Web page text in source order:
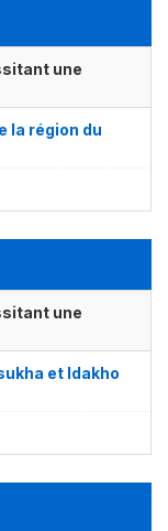
une
la région du
une
et Idakho